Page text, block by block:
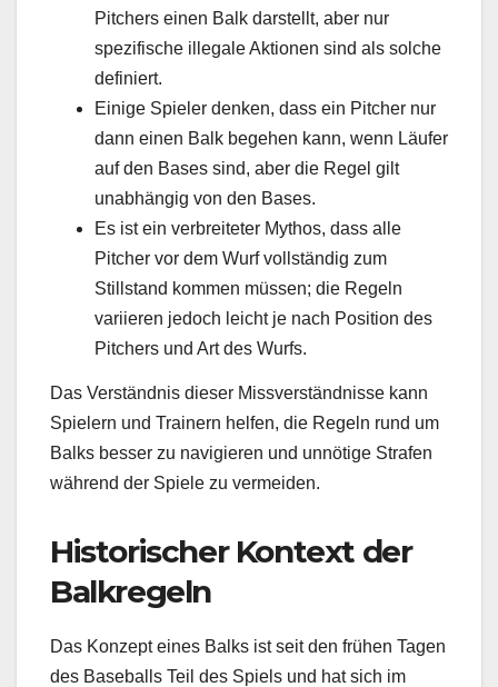
Pitchers einen Balk darstellt, aber nur
spezifische illegale Aktionen sind als solche
definiert.
Einige Spieler denken, dass ein Pitcher nur
dann einen Balk begehen kann, wenn Läufer
auf den Bases sind, aber die Regel gilt
unabhängig von den Bases.
Es ist ein verbreiteter Mythos, dass alle
Pitcher vor dem Wurf vollständig zum
Stillstand kommen müssen; die Regeln
variieren jedoch leicht je nach Position des
Pitchers und Art des Wurfs.
Das Verständnis dieser Missverständnisse kann
Spielern und Trainern helfen, die Regeln rund um
Balks besser zu navigieren und unnötige Strafen
während der Spiele zu vermeiden.
Historischer Kontext der
Balkregeln
Das Konzept eines Balks ist seit den frühen Tagen
des Baseballs Teil des Spiels und hat sich im